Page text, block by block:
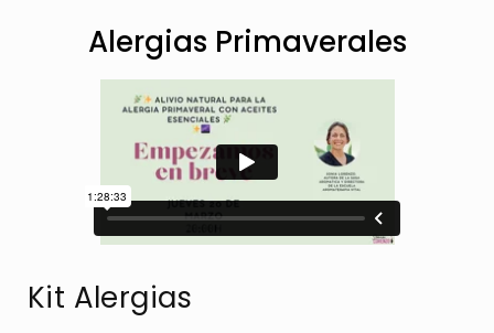
Alergias Primaverales
Kit Alergias